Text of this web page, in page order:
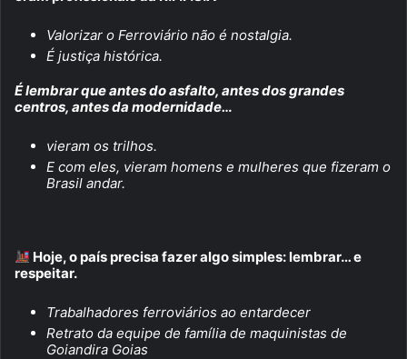
Valorizar o Ferroviário não é nostalgia.
É justiça histórica.
É lembrar que antes do asfalto, antes dos grandes
centros, antes da modernidade…
vieram os trilhos.
E com eles, vieram homens e mulheres que fizeram o
Brasil andar.
Hoje, o país precisa fazer algo simples: lembrar… e
respeitar.
Trabalhadores ferroviários ao entardecer
Retrato da equipe de família de maquinistas de
Goiandira Goias